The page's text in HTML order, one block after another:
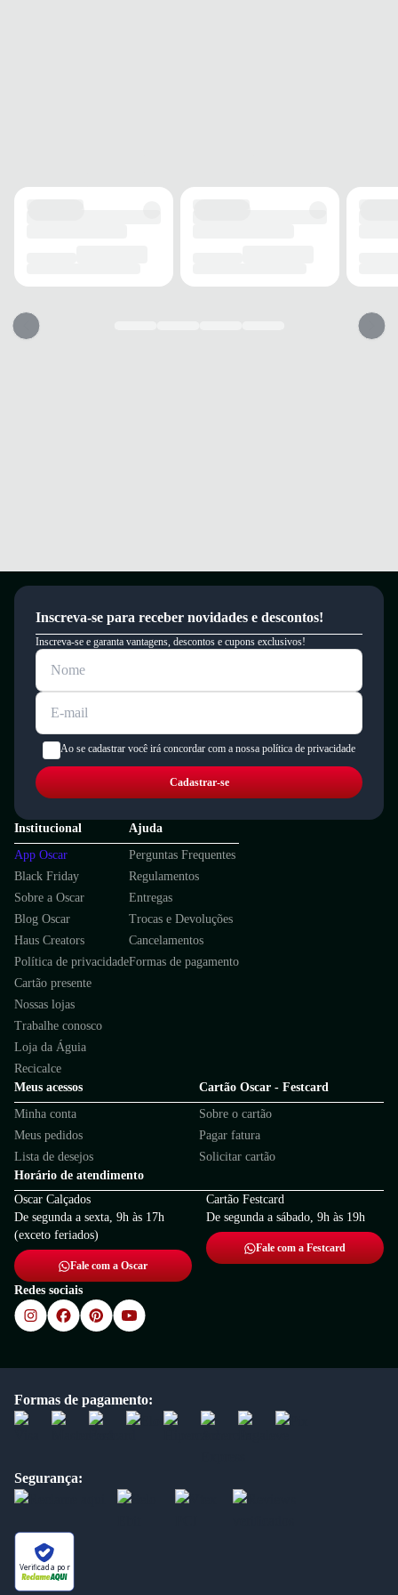
Inscreva-se para receber novidades e descontos!
Inscreva-se e garanta vantagens, descontos e cupons exclusivos!
Ao se cadastrar você irá concordar com a nossa política de privacidade
Cadastrar-se
Institucional
App Oscar
Black Friday
Sobre a Oscar
Blog Oscar
Haus Creators
Política de privacidade
Cartão presente
Nossas lojas
Trabalhe conosco
Loja da Águia
Recicalce
Ajuda
Perguntas Frequentes
Regulamentos
Entregas
Trocas e Devoluções
Cancelamentos
Formas de pagamento
Meus acessos
Minha conta
Meus pedidos
Lista de desejos
Cartão Oscar - Festcard
Sobre o cartão
Pagar fatura
Solicitar cartão
Horário de atendimento
Oscar Calçados
De segunda a sexta, 9h às 17h
(exceto feriados)
Fale com a Oscar
Cartão Festcard
De segunda a sábado, 9h às 19h
Fale com a Festcard
Redes sociais
Formas de pagamento:
Segurança:
Verificada por